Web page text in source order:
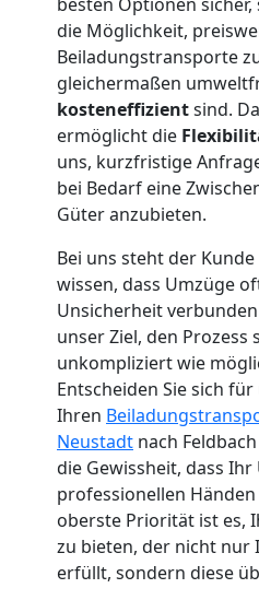
die Möglichkeit,
Beiladungstransporte
gleichermaßen
kosteneffizientsind.
ermöglicht die
uns, kurzfristige
bei Bedarf eine
Güter anzubieten.
Bei uns steht der
wissen, dass Umzüge
Unsicherheit
unser Ziel, den Prozess
unkompliziert wie
Entscheiden Sie sich
Ihren
Neustadt nach
die Gewissheit, dass Ihr
professionellen
oberste Priorität ist es,
zu bieten, der nicht nur
erfüllt, sondern diese
Neustadt
Wiener
Neustadt
Beiladung
Wiener
Neustadt
Mini
Umzug